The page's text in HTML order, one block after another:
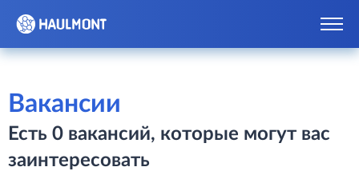
Вакансии
Есть 0 вакансий, которые могут вас
заинтересовать